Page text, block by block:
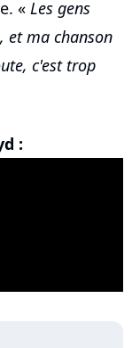
« Les gens
et ma chanson
c'est trop
: